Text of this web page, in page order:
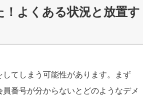
よくある状況と放置す
してしまう可能性があります。まず
番号が分からないとどのようなデメ